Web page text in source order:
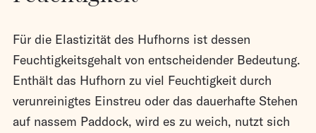
Für die Elastizität des Hufhorns ist dessen
Feuchtigkeitsgehalt von entscheidender Bedeutung.
Enthält das Hufhorn zu viel Feuchtigkeit durch
verunreinigtes Einstreu oder das dauerhafte Stehen
auf nassem Paddock, wird es zu weich, nutzt sich